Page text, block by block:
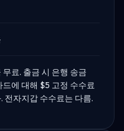
무료. 출금 시 은행 송금
드에 대해 $5 고정 수수료
전자지갑 수수료는 다름.